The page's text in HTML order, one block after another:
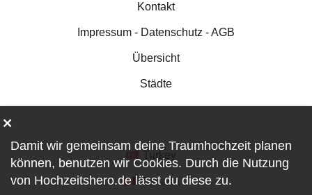
Kontakt
Impressum - Datenschutz - AGB
Übersicht
Städte
Canada
Damit wir gemeinsam deine Traumhochzeit planen
können, benutzen wir Cookies. Durch die Nutzung
von Hochzeitshero.de lässt du diese zu.